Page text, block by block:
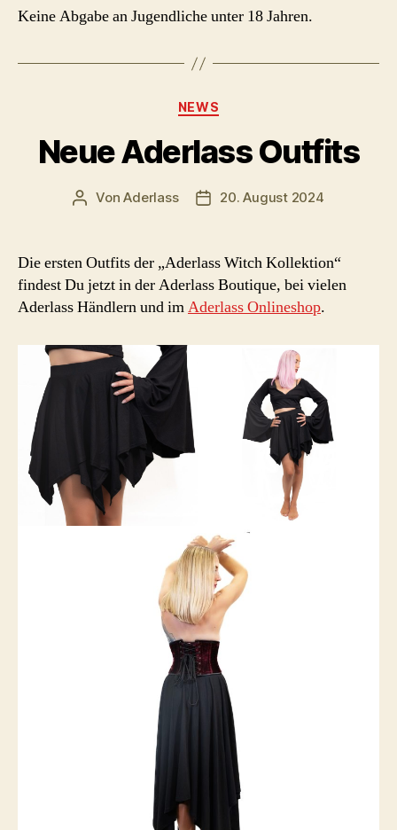
Keine Abgabe an Jugendliche unter 18 Jahren.
Kategorien
NEWS
Neue Aderlass Outfits
Beitragsautor
VonAderlass Beitragsdatum
20. August 2024
Die ersten Outfits der „Aderlass Witch Kollektion“
findest Du jetzt in der Aderlass Boutique, bei vielen
Aderlass Händlern und imAderlass Onlineshop.